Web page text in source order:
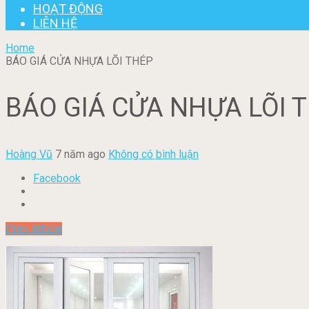
HOẠT ĐỘNG
LIÊN HỆ
Home
BÁO GIÁ CỬA NHỰA LÕI THÉP
BÁO GIÁ CỬA NHỰA LÕI
Hoàng Vũ 7 năm ago Không có bình luận
Facebook
Prev Article